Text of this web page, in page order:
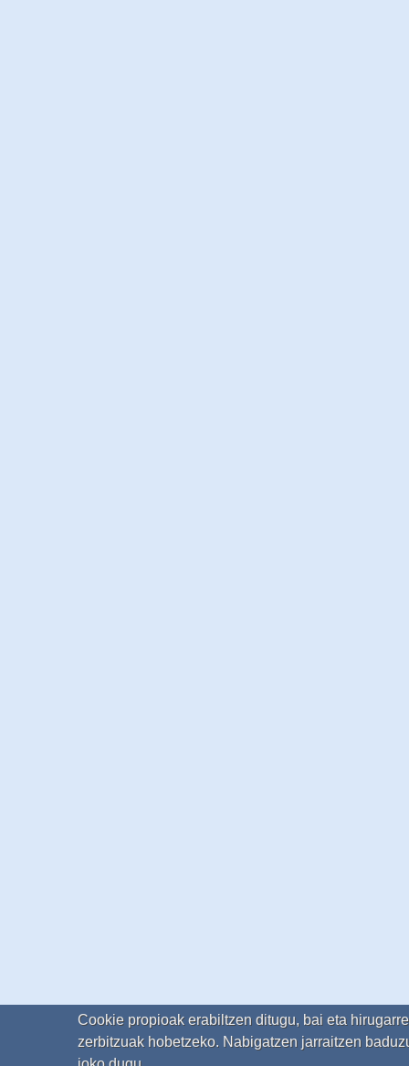
Cookie propioak erabiltzen ditugu, bai eta
zerbitzuak hobetzeko. Nabigatzen jarraitzen